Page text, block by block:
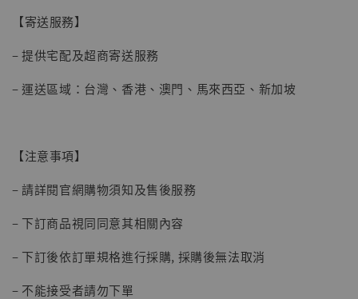
子彈飛 鵝城縣長 張麻子 [BK01]
NT$ 4,980
【寄送服務】
– 提供宅配及超商寄送服務
– 運送區域：台灣、香港、澳門、馬來西亞、新加坡
【注意事項】
– 請詳閱官網購物須知及售後服務
– 下訂商品視同同意其相關內容
– 下訂後依訂單規格進行採購, 採購後無法取消
– 不能接受者請勿下單